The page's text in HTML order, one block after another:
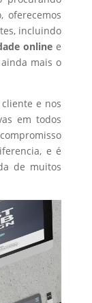
oferecemos
incluindo
online e
mais o
e nos
em todos
e é
de muitos